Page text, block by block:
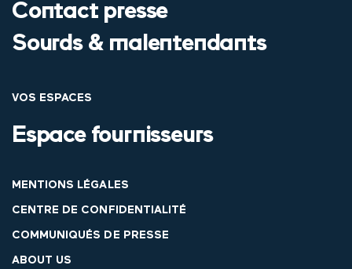
Contact presse
Sourds & malentendants
VOS ESPACES
Espace fournisseurs
MENTIONS LÉGALES
CENTRE DE CONFIDENTIALITÉ
COMMUNIQUÉS DE PRESSE
ABOUT US